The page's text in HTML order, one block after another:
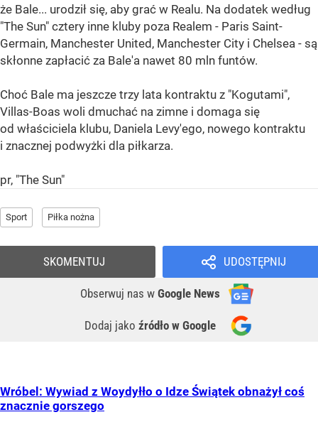
że Bale... urodził się, aby grać w Realu. Na dodatek według
"The Sun" cztery inne kluby poza Realem - Paris Saint-
Germain, Manchester United, Manchester City i Chelsea - są
skłonne zapłacić za Bale'a nawet 80 mln funtów.
Choć Bale ma jeszcze trzy lata kontraktu z "Kogutami",
Villas-Boas woli dmuchać na zimne i domaga się
od właściciela klubu, Daniela Levy'ego, nowego kontraktu
i znacznej podwyżki dla piłkarza.
pr, "The Sun"
Sport Piłka nożna
UDOSTĘPNIJ
Obserwuj nas w Google News
Dodaj jako źródło w Google
SKOMENTUJ
Wróbel: Wywiad z Woydyłło o Idze Świątek obnażył coś
znacznie gorszego